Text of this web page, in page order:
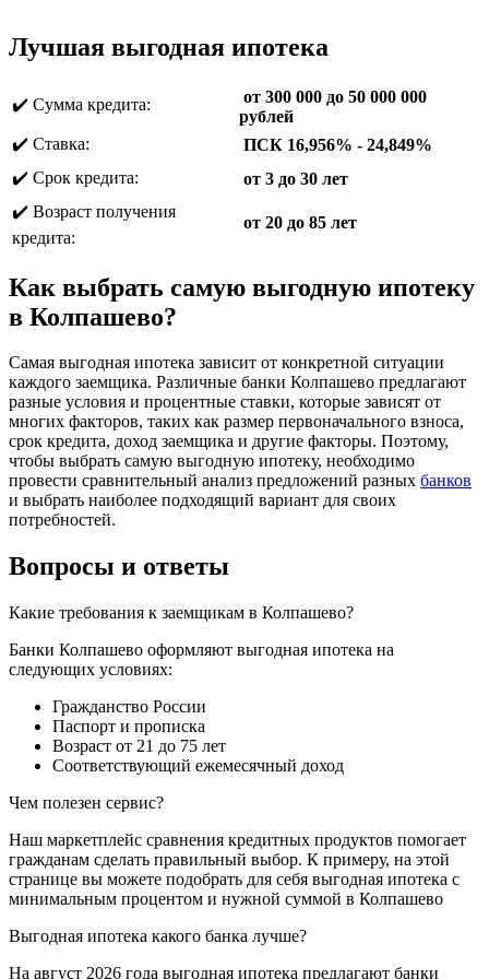
Лучшая выгодная ипотека
✔️ Сумма кредита:
от 300 000 до 50 000 000
рублей
✔️ Ставка:
ПСК 16,956% - 24,849%
✔️ Срок кредита:
от 3 до 30 лет
✔️ Возраст получения
кредита:
от 20 до 85 лет
Как выбрать самую выгодную ипотеку
в Колпашево?
Самая выгодная ипотека зависит от конкретной ситуации
каждого заемщика. Различные банки Колпашево предлагают
разные условия и процентные ставки, которые зависят от
многих факторов, таких как размер первоначального взноса,
срок кредита, доход заемщика и другие факторы. Поэтому,
чтобы выбрать самую выгодную ипотеку, необходимо
провести сравнительный анализ предложений разных банков
и выбрать наиболее подходящий вариант для своих
потребностей.
Вопросы и ответы
Какие требования к заемщикам в Колпашево?
Банки Колпашево оформляют выгодная ипотека на
следующих условиях:
Гражданство России
Паспорт и прописка
Возраст от 21 до 75 лет
Соответствующий ежемесячный доход
Чем полезен сервис?
Наш маркетплейс сравнения кредитных продуктов помогает
гражданам сделать правильный выбор. К примеру, на этой
странице вы можете подобрать для себя выгодная ипотека с
минимальным процентом и нужной суммой в Колпашево
Выгодная ипотека какого банка лучше?
На август 2026 года выгодная ипотека предлагают банки